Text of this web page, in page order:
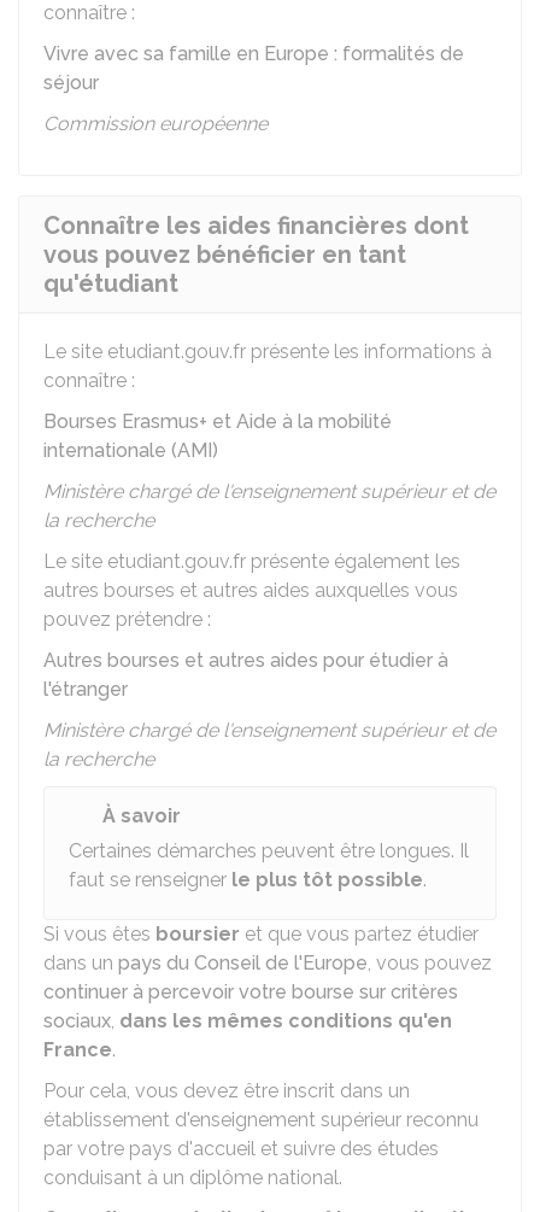
connaître :
Vivre avec sa famille en Europe : formalités de
séjour
Commission européenne
Connaître les aides financières dont
vous pouvez bénéficier en tant
qu'étudiant
Le site etudiant.gouv.fr présente les informations à
connaître :
Bourses Erasmus+ et Aide à la mobilité
internationale (AMI)
Ministère chargé de l'enseignement supérieur et de
la recherche
Le site etudiant.gouv.fr présente également les
autres bourses et autres aides auxquelles vous
pouvez prétendre :
Autres bourses et autres aides pour étudier à
l'étranger
Ministère chargé de l'enseignement supérieur et de
la recherche
À savoir
Certaines démarches peuvent être longues. Il
faut se renseigner le plus tôt possible.
Si vous êtes boursier et que vous partez étudier
dans un pays du Conseil de l'Europe, vous pouvez
continuer à percevoir votre bourse sur critères
sociaux, dans les mêmes conditions qu'en
France.
Pour cela, vous devez être inscrit dans un
établissement d'enseignement supérieur reconnu
par votre pays d'accueil et suivre des études
conduisant à un diplôme national.